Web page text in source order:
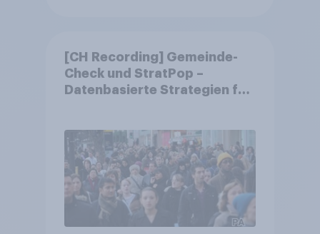
[CH Recording] Gemeinde-
Check und StratPop –
Datenbasierte Strategien für